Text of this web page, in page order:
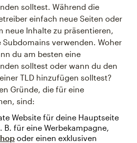
solltest. Während die
einfach neue Seiten oder
neue Inhalte zu präsentieren,
Subdomains verwenden. Woher
du am besten eine
solltest oder wann du den
TLD hinzufügen solltest?
Gründe, die für eine
sind:
Website für deine Hauptseite
B. für eine Werbekampagne,
oder einen exklusiven